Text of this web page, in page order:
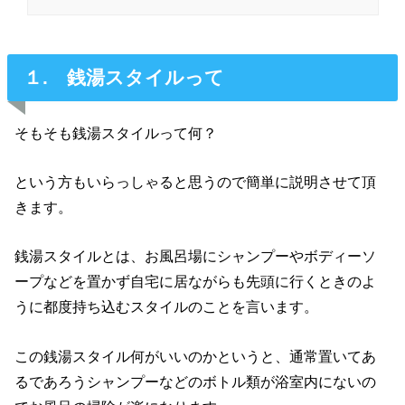
１. 銭湯スタイルって
そもそも銭湯スタイルって何？
という方もいらっしゃると思うので簡単に説明させて頂
きます。
銭湯スタイルとは、お風呂場にシャンプーやボディーソ
ープなどを置かず自宅に居ながらも先頭に行くときのよ
うに都度持ち込むスタイルのことを言います。
この銭湯スタイル何がいいのかというと、通常置いてあ
るであろうシャンプーなどのボトル類が浴室内にないの